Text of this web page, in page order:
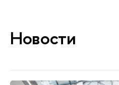
Новости